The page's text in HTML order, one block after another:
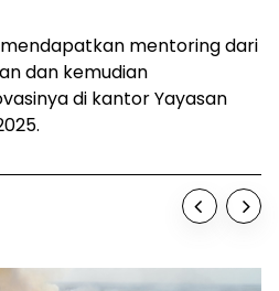
mentoring dari
dan kemudian
di kantor Yayasan